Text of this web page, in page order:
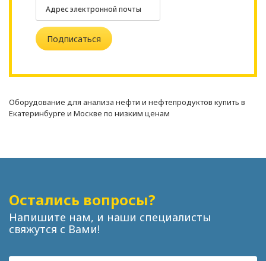
подписаться
Оборудование для анализа нефти и нефтепродуктов купить в
Екатеринбурге и Москве по низким ценам
Остались вопросы?
Напишите нам, и наши специалисты
свяжутся с Вами!